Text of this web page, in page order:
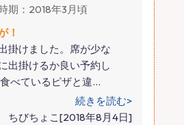
期：2018年3月頃
！
掛けました。席が少な
出掛けるか良い予約し
べているピザと違…
続きを読む>
ちびちょこ[2018年8月4日]